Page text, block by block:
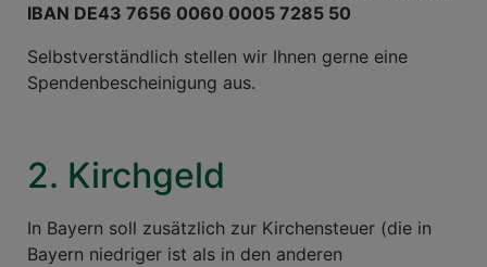
IBAN DE43 7656 0060 0005 7285 50
Selbstverständlich stellen wir Ihnen gerne eine
Spendenbescheinigung aus.
2. Kirchgeld
In Bayern soll zusätzlich zur Kirchensteuer (die in
Bayern niedriger ist als in den anderen